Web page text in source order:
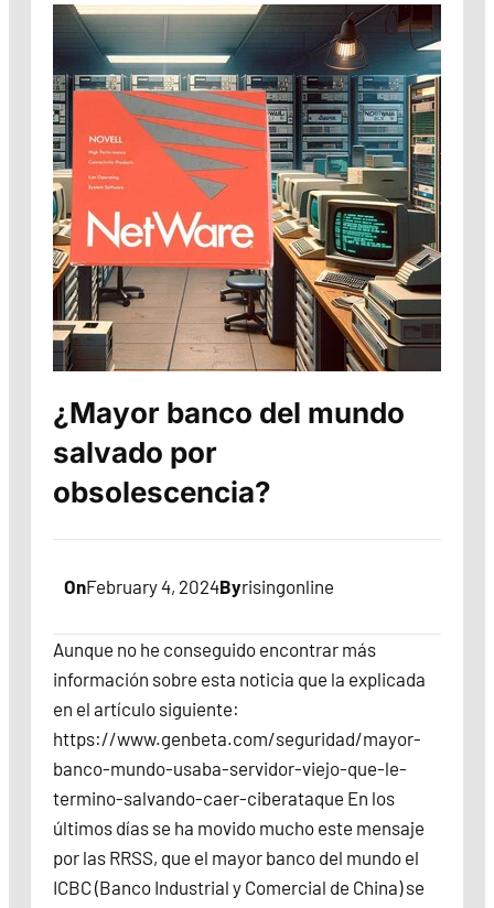
¿Mayor banco del mundo
salvado por
obsolescencia?
OnFebruary 4, 2024Byrisingonline
Aunque no he conseguido encontrar más
información sobre esta noticia que la explicada
en el artículo siguiente:
https://www.genbeta.com/seguridad/mayor-
banco-mundo-usaba-servidor-viejo-que-le-
termino-salvando-caer-ciberataque En los
últimos días se ha movido mucho este mensaje
por las RRSS, que el mayor banco del mundo el
ICBC (Banco Industrial y Comercial de China) se